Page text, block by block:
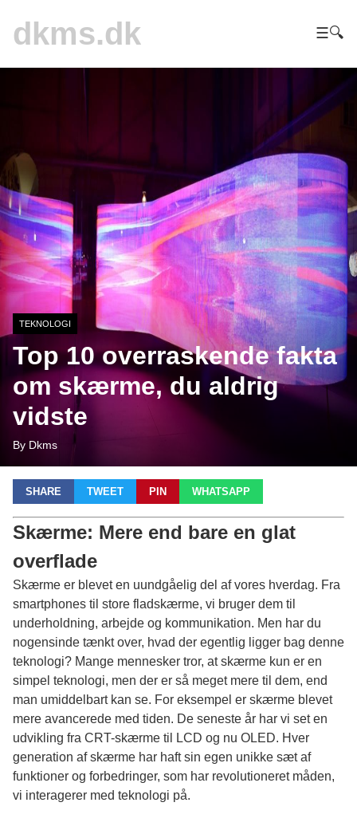
dkms.dk ☰🔍
TEKNOLOGI
Top 10 overraskende fakta
om skærme, du aldrig
vidste
By Dkms
SHARE TWEET PIN WHATSAPP
Skærme: Mere end bare en glat
overflade
Skærme er blevet en uundgåelig del af vores hverdag. Fra
smartphones til store fladskærme, vi bruger dem til
underholdning, arbejde og kommunikation. Men har du
nogensinde tænkt over, hvad der egentlig ligger bag denne
teknologi? Mange mennesker tror, at skærme kun er en
simpel teknologi, men der er så meget mere til dem, end
man umiddelbart kan se. For eksempel er skærme blevet
mere avancerede med tiden. De seneste år har vi set en
udvikling fra CRT-skærme til LCD og nu OLED. Hver
generation af skærme har haft sin egen unikke sæt af
funktioner og forbedringer, som har revolutioneret måden,
vi interagerer med teknologi på.